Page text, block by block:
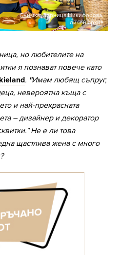
Снимка: Зорница Никифорова,
личен архив
но любителите на
я познават повече като
. "Имам любящ съпруг,
невероятна къща с
и най-прекрасната
– дизайнер и декоратор
Не е ли това
щастлива жена с много